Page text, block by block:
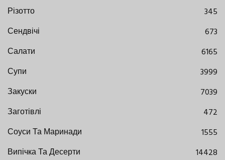
Різотто
345
Сендвічі
673
Салати
6165
Супи
3999
Закуски
7039
Заготівлі
472
Соуси Та Маринади
1555
Випічка Та Десерти
14428